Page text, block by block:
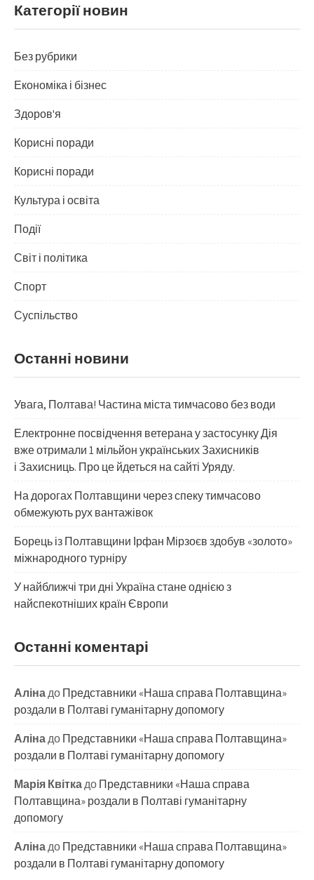
Категорії новин
Без рубрики
Економіка і бізнес
Здоров'я
Корисні поради
Корисні поради
Культура і освіта
Події
Світ і політика
Спорт
Суспільство
Останні новини
Увага, Полтава! Частина міста тимчасово без води
Електронне посвідчення ветерана у застосунку Дія
вже отримали 1 мільйон українських Захисників
і Захисниць. Про це йдеться на сайті Уряду.
На дорогах Полтавщини через спеку тимчасово
обмежують рух вантажівок
Борець із Полтавщини Ірфан Мірзоєв здобув «золото»
міжнародного турніру
​У найближчі три дні Україна стане однією з
найспекотніших країн Європи
Останні коментарі
АлінадоПредставники «Наша справа Полтавщина»
роздали в Полтаві гуманітарну допомогу
АлінадоПредставники «Наша справа Полтавщина»
роздали в Полтаві гуманітарну допомогу
Марія КвіткадоПредставники «Наша справа
Полтавщина» роздали в Полтаві гуманітарну
допомогу
АлінадоПредставники «Наша справа Полтавщина»
роздали в Полтаві гуманітарну допомогу